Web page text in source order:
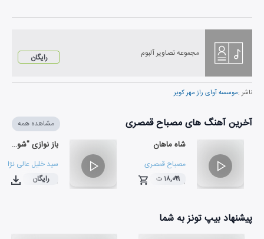
مجموعه تصاویر آلبوم رایگان
ناشر :موسسه آوای راز مهر کویر
آخرین آهنگ های مصباح قمصری مشاهده همه
شاه ماهان
مصباح قمصری
۰۴:۱۱
۱۸,۰۹۹ ت
باز نوازی "شوق وصل"
سید خلیل عالی نژاد
۰۳:۰۰رایگان
پیشنهاد بیپ تونز به شما